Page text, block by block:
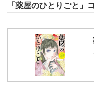
「薬屋のひとりごと」